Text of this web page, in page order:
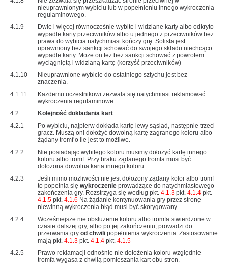
nieuprawnionym wybiciu lub w popełnieniu innego wykroczenia
regulaminowego.
4.1.9
Dwie i więcej równocześnie wybite i widziane karty albo odkryto
wypadłe karty przeciwników albo u jednego z przeciwników bez
prawa do wybicia natychmiast kończy grę. Solista jest
uprawniony bez sankcji schować do swojego składu niechcąco
wypadłe karty. Może on też bez sankcji schować z powrotem
wyciągniętą i widzianą kartę (korzyść przeciwników)
4.1.10
Nieuprawnione wybicie do ostatniego sztychu jest bez
znaczenia.
4.1.11
Każdemu uczestnikowi zezwala się natychmiast reklamować
wykroczenia regulaminowe.
4.2
Kolejność dokładania kart
4.2.1
Po wybiciu, najpierw dokłada kartę lewy sąsiad, następnie trzeci
gracz. Muszą oni dołożyć dowolną kartę zagranego koloru albo
żądany tromf o ile jest to możliwe.
4.2.2
Nie posiadając wybitego koloru musimy dołożyć kartę innego
koloru albo tromf. Przy braku żądanego tromfa musi być
dołożona dowolna karta innego koloru.
4.2.3
Jeśli mimo możliwości nie jest dołożony żądany kolor albo tromf
to popełnia się wykroczenie prowadzące do natychmiastowego
zakończenia gry. Rozstrzyga się według pkt. 4.1.3 pkt. 4.1.4 pkt.
4.1.5 pkt. 4.1.6 Na żądanie kontynuowania gry przez stronę
niewinną wykroczenia błąd musi być skorygowany.
4.2.4
Wcześniejsze nie obsłużenie koloru albo tromfa stwierdzone w
czasie dalszej gry, albo po jej zakończeniu, prowadzi do
przerwania gry od chwili popełnienia wykroczenia. Zastosowanie
mają pkt. 4.1.3 pkt. 4.1.4 pkt. 4.1.5
4.2.5
Prawo reklamacji odnośnie nie dołożenia koloru względnie
tromfa wygasa z chwilą pomieszania kart obu stron.